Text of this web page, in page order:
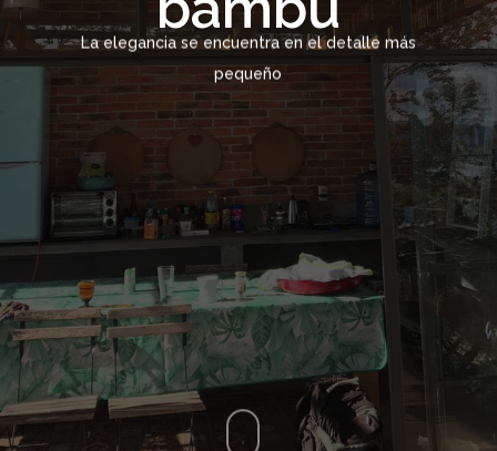
La elegancia se encuentra en el detalle más
pequeño